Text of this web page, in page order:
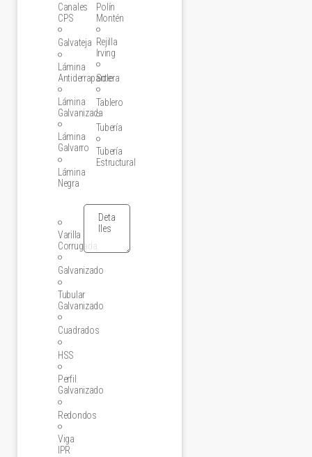
Canales
CPS
Galvateja
Lámina
Antiderrapante
Lámina
Galvanizada
Lámina
Galvarro
Lámina
Negra
Polín
Montén
Rejilla
Irving
Solera
Tablero
Tubería
Tubería
Estructural
Varilla
Corrugada
Galvanizado
Tubular
Galvanizado
Cuadrados
HSS
Perfil
Galvanizado
Redondos
Viga
IPR